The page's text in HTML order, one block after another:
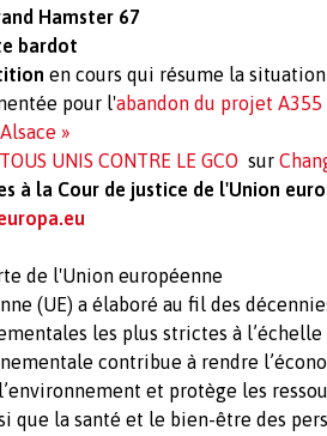
Hamster 67
bardot
en cours qui résume la
pour l'abandon du projet A355
»
TOUS UNIS CONTRE LE GCO sur
à la Cour de justice de l'Union
de l'Union européenne
(UE) a élaboré au fil des
les plus strictes à l’échelle
contribue à rendre
et protège les
que la santé et le bien-être des